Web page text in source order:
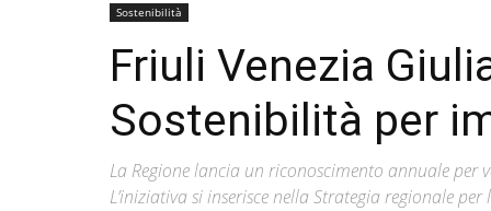
Sostenibilità
Friuli Venezia
Sostenibilità per
La Regione lancia un riconoscimento annuale per
L’iniziativa si inserisce nella Strategia regionale